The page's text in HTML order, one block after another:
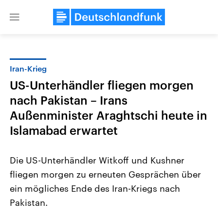
Close
Landtagswahl Sachsen-Anhalt
2026
Alle Informationen
Sachsen-Anhalt wählt am 6.
September 2026 einen neuen
Landtag. Seit 2021 wird das
USA
Aktuelle Beiträge,
Hintergründe
Wirtschaftlich und
Iran-Krieg
US-Unterhändler fliegen morgen
nach Pakistan – Irans
Außenminister Araghtschi heute in
Islamabad erwartet
Die US-Unterhändler Witkoff und Kushner
fliegen morgen zu erneuten Gesprächen über
ein mögliches Ende des Iran-Kriegs nach
Pakistan.